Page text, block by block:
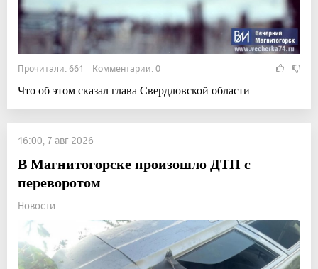
Прочитали: 661 Комментарии: 0
Что об этом сказал глава Свердловской области
16:00, 7 авг 2026
В Магнитогорске произошло ДТП с
переворотом
Новости